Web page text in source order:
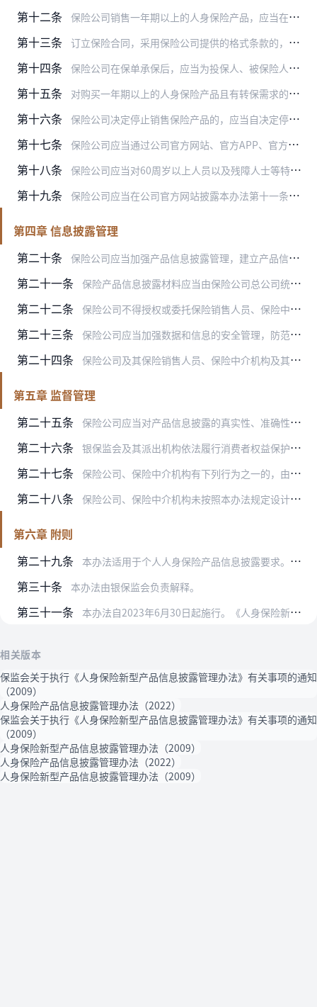
第十二条 保险公司销售一年期以上的人身保险产品，应当在销售过程中以纸质或电子形式向投保人提供产品说明书。产品说明书应当结合产品特点，按照监管要求制定。
第十三条 订立保险合同，采用保险公司提供的格式条款的，保险公司向投保人提供的投保单应当附格式条款及条款查询方式，保险公司应当通过适当方式向投保人说明保险合同的内容，并重点…
第十四条 保险公司在保单承保后，应当为投保人、被保险人、受益人提供电话、互联网等方式的保单查询服务，建立可以有效使用的保单查询通道。
第十五条 对购买一年期以上的人身保险产品且有转保需求的客户，经双方协商一致，保险公司同意进行转保的，保险公司应当向投保人披露相关转保信息，充分提示客户了解转保的潜在风险，…
第十六条 保险公司决定停止销售保险产品的，应当自决定停止之日起10个工作日内，披露停止销售产品的名称、停止销售的时间、停止销售的原因，以及后续服务措施等相关信息。
第十七条 保险公司应当通过公司官方网站、官方APP、官方公众服务号、客户服务电话等方便客户查询的平台向客户提供理赔流程、理赔时效、理赔文件要求等相关信息。理赔披露内容包括…
第十八条 保险公司应当对60周岁以上人员以及残障人士等特殊人群，提供符合该人群特点的披露方式，积极提供便捷投保通道等客户服务，确保消费者充分知悉其所购买保险产品的内容和主…
第十九条 保险公司应当在公司官方网站披露本办法第十一条、第十六条规定的产品信息。产品信息发生变更的，保险公司应当自变更之日起10个工作日内更新。上述变更包括产品上市销售、…
第四章 信息披露管理
第二十条
保险公司应当加强产品信息披露管理，建立产品信息披露内部管理办法，完善内部管理机制，加强公司网站披露页面建设，强化产品销售过程与售后信息披露监督管理。
第二十一条 保险产品信息披露材料应当由保险公司总公司统一负责管理。保险公司总公司可以授权省级分公司设计或修改保险产品信息披露材料，但应当报经总公司批准。除保险公司省级分公司…
第二十二条 保险公司不得授权或委托保险销售人员、保险中介机构及其从业人员自行修改保险产品信息披露材料。保险销售人员、保险中介机构及其从业人员不得自行修改代理销售的保险产品信…
第二十三条 保险公司应当加强数据和信息的安全管理，防范假冒网站、假冒APP等的违法活动，并检查网页上外部链接的可靠性。
第二十四条 保险公司及其保险销售人员、保险中介机构及其从业人员不得违规收集、使用、加工、泄露客户信息。保险公司应当加强客户信息保护管理，建立客户信息保护机制。
第五章 监督管理
第二十五条
保险公司应当对产品信息披露的真实性、准确性、完整性、及时性承担主体责任。
第二十六条 银保监会及其派出机构依法履行消费者权益保护监管职责，通过非现场监管、现场检查、举报调查等手段和采取监管谈话、责令限期整改、下发风险提示函等监管措施，督促保险公司…
第二十七条 保险公司、保险中介机构有下列行为之一的，由银保监会及其派出机构依据《中华人民共和国保险法》等法律、行政法规予以处罚：
第二十八条 保险公司、保险中介机构未按照本办法规定设计、修改、使用产品信息披露材料的，由银保监会及其派出机构责令限期改正；逾期不改正的，对保险机构处以一万元以上十万元以下的…
第六章 附则
第二十九条
本办法适用于个人人身保险产品信息披露要求。团体人身保险产品信息披露不适用本办法，另行规定。
第三十条 本办法由银保监会负责解释。
第三十一条 本办法自2023年6月30日起施行。《人身保险新型产品信息披露管理办法》（中国保险监督管理委员会令2009年第3号）、《关于执行〈人身保险新型产品信息披露管理办…
相关版本
保监会关于执行《人身保险新型产品信息披露管理办法》有关事项的通知
（2009）
人身保险产品信息披露管理办法（2022）
保监会关于执行《人身保险新型产品信息披露管理办法》有关事项的通知
（2009）
人身保险新型产品信息披露管理办法（2009）
人身保险产品信息披露管理办法（2022）
人身保险新型产品信息披露管理办法（2009）